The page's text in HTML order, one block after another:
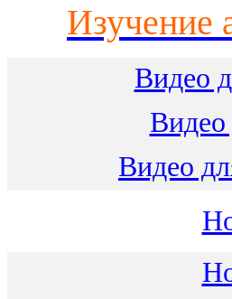
Изучение
Видео
Видео